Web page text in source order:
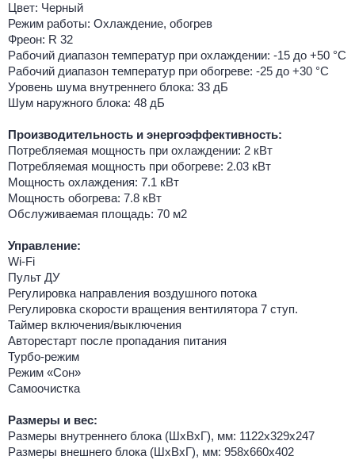
Цвет: Черный
Режим работы: Охлаждение, обогрев
Фреон: R 32
Рабочий диапазон температур при охлаждении: -15 до +50 °C
Рабочий диапазон температур при обогреве: -25 до +30 °C
Уровень шума внутреннего блока: 33 дБ
Шум наружного блока: 48 дБ
Производительность и энергоэффективность:
Потребляемая мощность при охлаждении: 2 кВт
Потребляемая мощность при обогреве: 2.03 кВт
Мощность охлаждения: 7.1 кВт
Мощность обогрева: 7.8 кВт
Обслуживаемая площадь: 70 м2
Управление:
Wi-Fi
Пульт ДУ
Регулировка направления воздушного потока
Регулировка скорости вращения вентилятора 7 ступ.
Таймер включения/выключения
Авторестарт после пропадания питания
Турбо-режим
Режим «Сон»
Самоочистка
Размеры и вес:
Размеры внутреннего блока (ШхВхГ), мм: 1122х329х247
Размеры внешнего блока (ШхВхГ), мм: 958х660х402